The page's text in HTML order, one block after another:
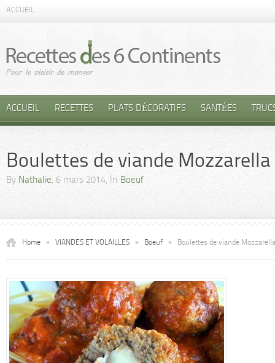
ACCUEIL
ACCUEIL RECETTES PLATS DÉCORATIFS SANTÉES
Boulettes de viande
By Nathalie, 6 mars 2014, In Boeuf
Home » VIANDES ET VOLAILLES » Boeuf » Boulettes de viande